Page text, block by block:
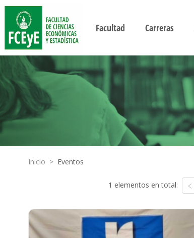
Facultad Carreras
Inicio > Eventos
1 elementos en total: